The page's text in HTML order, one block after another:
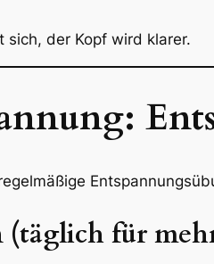
sich, der Kopf wird klarer.
für